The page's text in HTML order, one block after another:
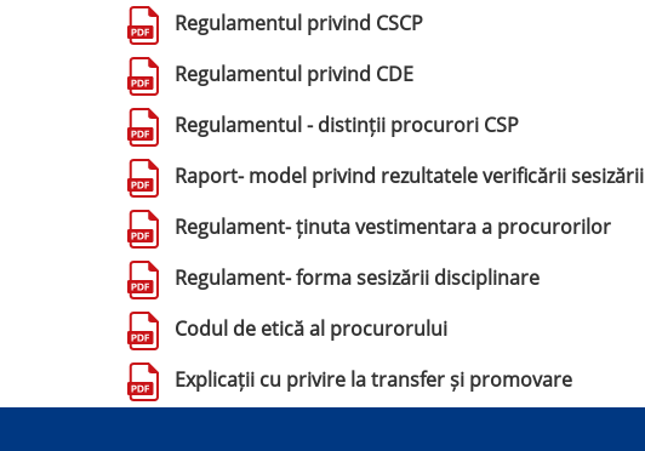
Regulamentul privind CSCP
Regulamentul privind CDE
Regulamentul - distinții procurori CSP
Raport- model privind rezultatele verificării sesizării
Regulament- ținuta vestimentara a procurorilor
Regulament- forma sesizării disciplinare
Codul de etică al procurorului
Explicații cu privire la transfer și promovare